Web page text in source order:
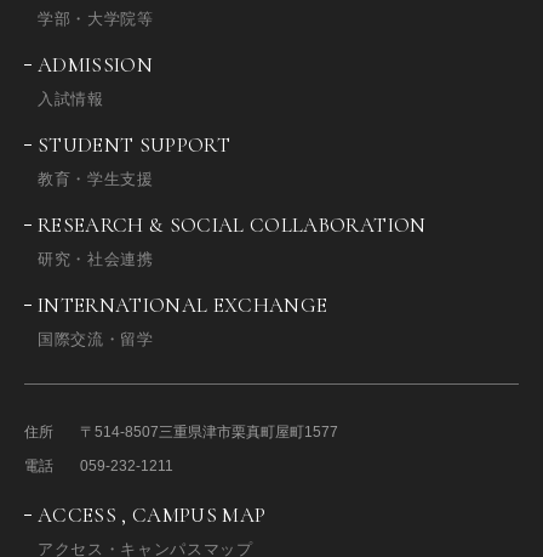
学部・大学院等
ADMISSION
入試情報
STUDENT SUPPORT
教育・学生支援
RESEARCH & SOCIAL COLLABORATION
研究・社会連携
INTERNATIONAL EXCHANGE
国際交流・留学
住所 〒514-8507三重県津市栗真町屋町1577
電話
059-232-1211
ACCESS , CAMPUS MAP
アクセス・キャンパスマップ